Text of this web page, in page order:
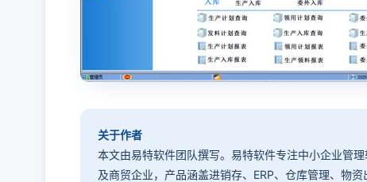
关于作者
本文由易特软件团队撰写。易特软件专注中小企业管
及商贸企业，产品涵盖进销存、ERP、仓库管理、物